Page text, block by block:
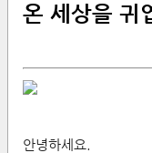
온 세상을 귀
안녕하세요.